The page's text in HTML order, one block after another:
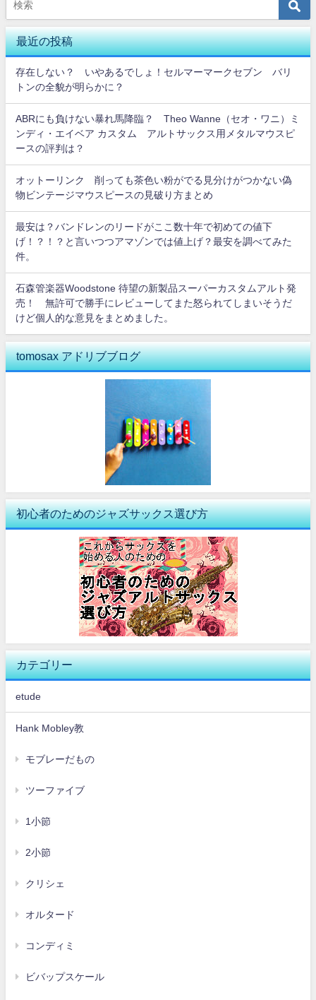
最近の投稿
存在しない？ いやあるでしょ！セルマーマークセブン バリ
トンの全貌が明らかに？
ABRにも負けない暴れ馬降臨？ Theo Wanne（セオ・ワニ）ミ
ンディ・エイベア カスタム アルトサックス用メタルマウスピ
ースの評判は？
オットーリンク 削っても茶色い粉がでる見分けがつかない偽
物ビンテージマウスピースの見破り方まとめ
最安は？バンドレンのリードがここ数十年で初めての値下
げ！？！？と言いつつアマゾンでは値上げ？最安を調べてみた
件。
石森管楽器Woodstone 待望の新製品スーパーカスタムアルト発
売！ 無許可で勝手にレビューしてまた怒られてしまいそうだ
けど個人的な意見をまとめました。
tomosax アドリブブログ
初心者のためのジャズサックス選び方
カテゴリー
etude
Hank Mobley教
モブレーだもの
ツーファイブ
1小節
2小節
クリシェ
オルタード
コンディミ
ビバップスケール